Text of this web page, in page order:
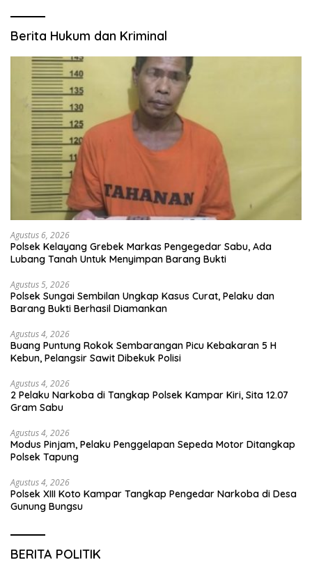
Berita Hukum dan Kriminal
Agustus 6, 2026
Polsek Kelayang Grebek Markas Pengegedar Sabu, Ada
Lubang Tanah Untuk Menyimpan Barang Bukti
Agustus 5, 2026
Polsek Sungai Sembilan Ungkap Kasus Curat, Pelaku dan
Barang Bukti Berhasil Diamankan
Agustus 4, 2026
Buang Puntung Rokok Sembarangan Picu Kebakaran 5 H
Kebun, Pelangsir Sawit Dibekuk Polisi
Agustus 4, 2026
2 Pelaku Narkoba di Tangkap Polsek Kampar Kiri, Sita 12.07
Gram Sabu
Agustus 4, 2026
Modus Pinjam, Pelaku Penggelapan Sepeda Motor Ditangkap
Polsek Tapung
Agustus 4, 2026
Polsek XIII Koto Kampar Tangkap Pengedar Narkoba di Desa
Gunung Bungsu
BERITA POLITIK